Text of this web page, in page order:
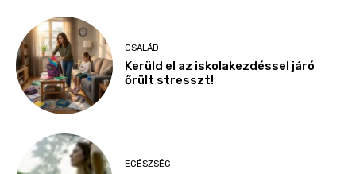
CSALÁD
Kerüld el az iskolakezdéssel járó
őrült stresszt!
EGÉSZSÉG